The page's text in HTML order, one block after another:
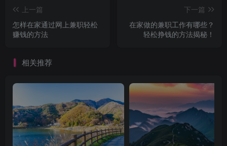
上一篇
怎样在家通过网上兼职轻松
赚钱的方法
下一篇
在家做的兼职工作有哪些？
轻松挣钱的方法揭秘！
相关推荐